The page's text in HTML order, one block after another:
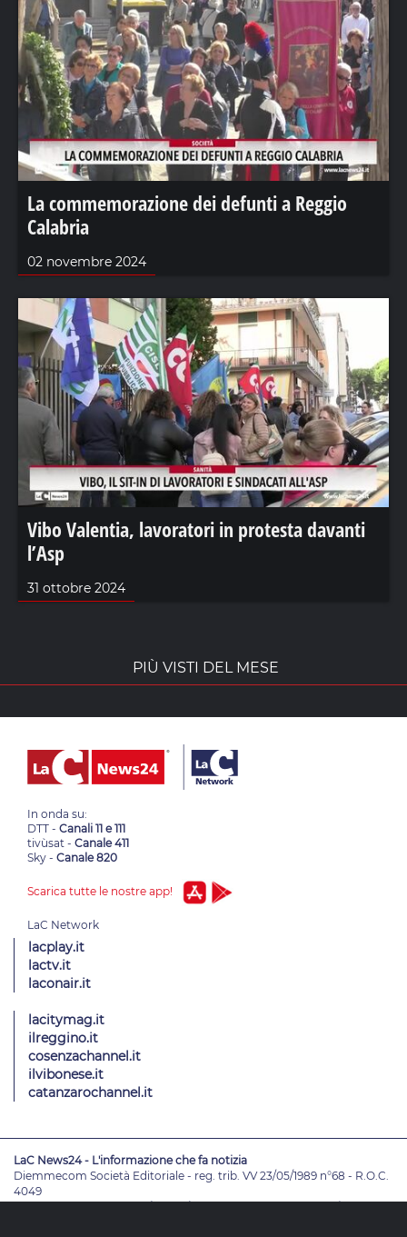
La commemorazione dei defunti a Reggio
Calabria
02 novembre 2024
Vibo Valentia, lavoratori in protesta davanti
l’Asp
31 ottobre 2024
PIÙ VISTI DEL MESE
In onda su:
DTT - Canali 11 e 111
tivùsat - Canale 411
Sky - Canale 820
Scarica tutte le nostre app!
lacplay.it
lactv.it
laconair.it
lacitymag.it
ilreggino.it
cosenzachannel.it
ilvibonese.it
catanzarochannel.it
LaC News24 - L'informazione che fa notizia
Diemmecom Società Editoriale - reg. trib. VV 23/05/1989 n°68 - R.O.C.
4049
Direttore ResponsabileAlessandro Russo- VicedirettoriEnrico De